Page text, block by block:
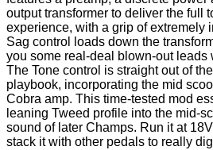
output transformer to deliver the full
experience, with a grip of extremely
Sag control loads down the
you some real-deal blown-out leads
The Tone control is straight out of
playbook, incorporating the mid
Cobra amp. This time-tested mod
leaning Tweed profile into the mid-
sound of later Champs. Run it at
stack it with other pedals to really